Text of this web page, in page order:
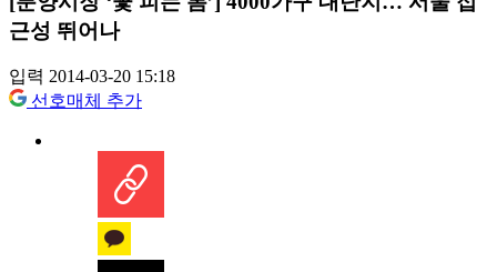
근성 뛰어나
입력 2014-03-20 15:18
선호매체 추가